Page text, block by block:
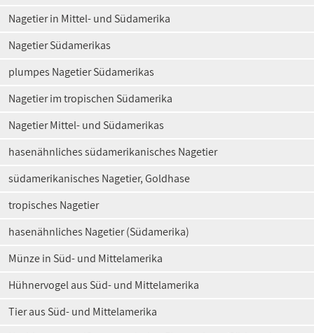
Nagetier in Mittel- und Südamerika
Nagetier Südamerikas
plumpes Nagetier Südamerikas
Nagetier im tropischen Südamerika
Nagetier Mittel- und Südamerikas
hasenähnliches südamerikanisches Nagetier
südamerikanisches Nagetier, Goldhase
tropisches Nagetier
hasenähnliches Nagetier (Südamerika)
Münze in Süd- und Mittelamerika
Hühnervogel aus Süd- und Mittelamerika
Tier aus Süd- und Mittelamerika